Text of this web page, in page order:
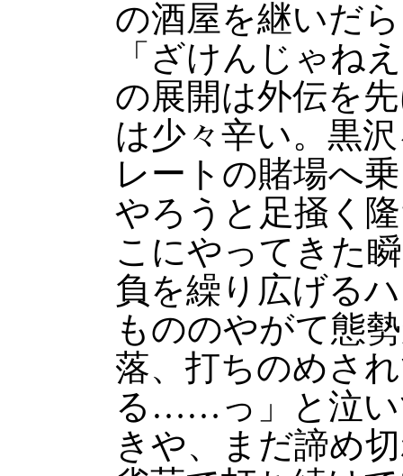
の酒屋を継いだ
「ざけんじゃね
の展開は外伝を
は少々辛い。黒
レートの賭場へ
やろうと足掻く
こにやってきた
負を繰り広げる
もののやがて態
落、打ちのめさ
る……っ」と泣い
きや、まだ諦め